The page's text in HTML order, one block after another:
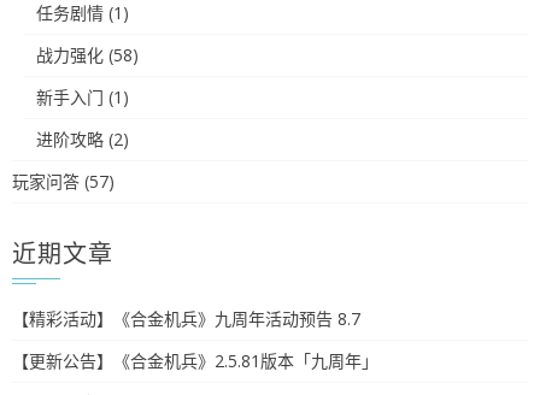
任务剧情 (1)
战力强化 (58)
新手入门 (1)
进阶攻略 (2)
玩家问答 (57)
近期文章
【精彩活动】《合金机兵》九周年活动预告 8.7
【更新公告】《合金机兵》2.5.81版本「九周年」